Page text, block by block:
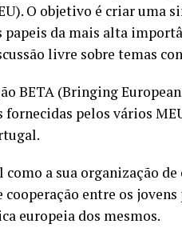
O objetivo é criar uma
papeis da mais alta
livre sobre temas
BETA (Bringing
pelos vários
como a sua organização
entre os
europeia dos mesmos.